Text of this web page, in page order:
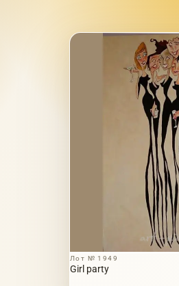
Лот № 1949
Girl party